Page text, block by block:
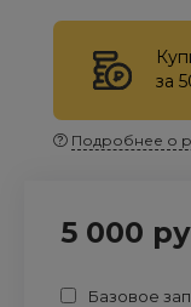
Подробнее о
5 000
Базовое